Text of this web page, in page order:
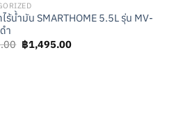
ร้น้ำมัน SMARTHOME 5.5L รุ่น MV-
ำ
Original
price
฿1,495.00Current